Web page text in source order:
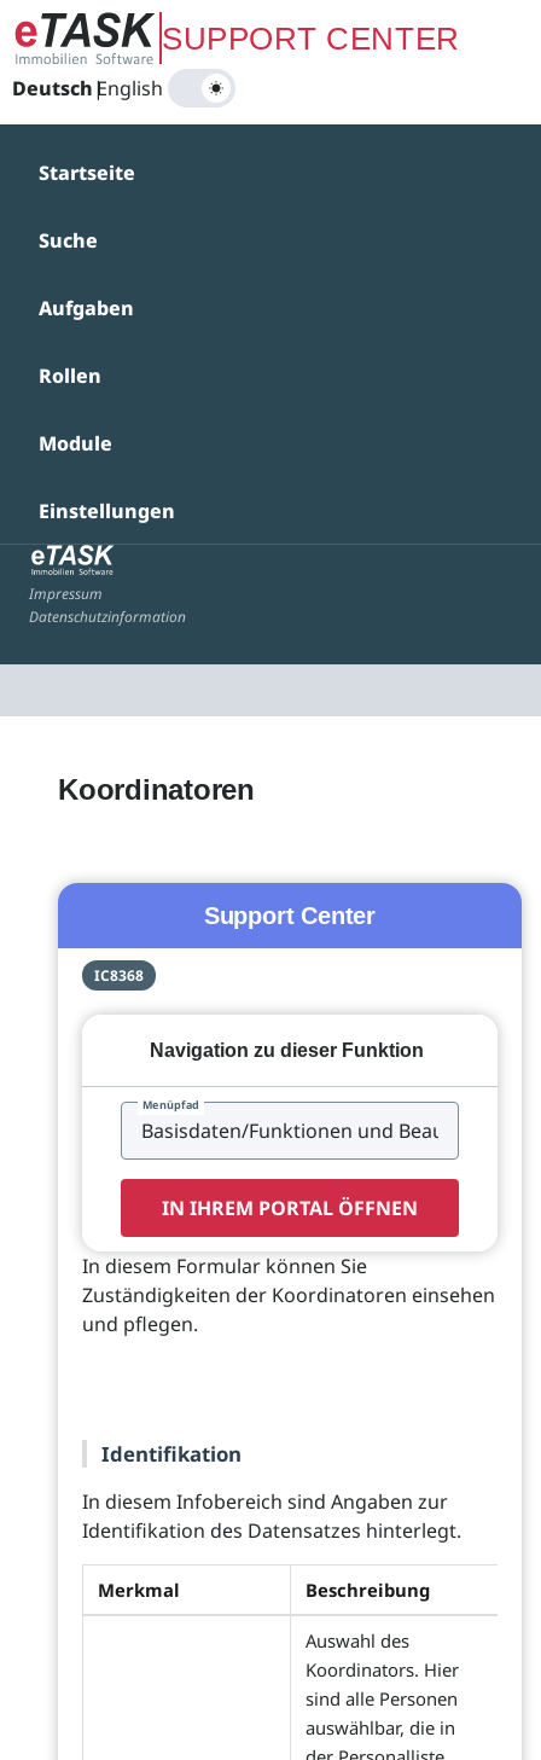
Zum Hauptinhalt springenSUPPORT CENTER
Deutsch|
English
Startseite
Suche
Aufgaben
Rollen
Module
Einstellungen
Impressum
Datenschutzinformation
Koordinatoren
Support Center
IC8368
Navigation zu dieser Funktion
Menüpfad
IN IHREM PORTAL ÖFFNEN
In diesem Formular können Sie
Zuständigkeiten der Koordinatoren einsehen
und pflegen.
Identifikation
In diesem Infobereich sind Angaben zur
Identifikation des Datensatzes hinterlegt.
Merkmal Beschreibung
Auswahl des
Koordinators. Hier
sind alle Personen
auswählbar, die in